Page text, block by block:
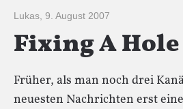
Lukas 9. August 2007
Fixing A Hole
Früher, als man noch drei
neuesten Nachrichten erst